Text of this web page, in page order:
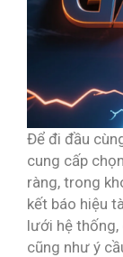
Để đi đầu
cung cấp
ràng, trong
kết báo hiệu
lưới hệ
cũng như ý